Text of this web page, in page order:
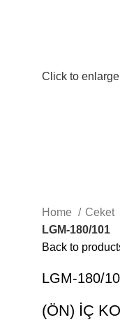
Click to enlarge
Home Ceket
LGM-180/101
Back to
LGM-180/
(ÖN) İÇ